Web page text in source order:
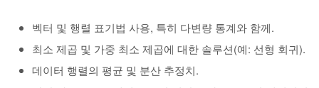
벡터 및 행렬 표기법 사용, 특히 다변량 통계와 함께.
최소 제곱 및 가중 최소 제곱에 대한 솔루션(예: 선형 회귀).
데이터 행렬의 평균 및 분산 추정치.